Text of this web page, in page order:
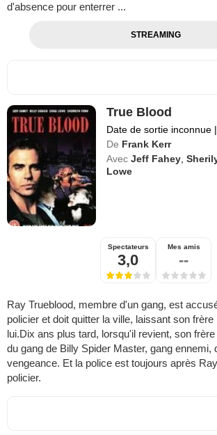
d'absence pour enterrer ...
STREAMING
True Blood
Date de sortie inconnue |
De Frank Kerr
Avec Jeff Fahey,
Lowe
Spectateurs
3,0
Mes amis
--
Ray Trueblood, membre d'un gang, est
policier et doit quitter la ville, laissant son
lui.Dix ans plus tard, lorsqu'il revient, son
du gang de Billy Spider Master, gang ennemi,
vengeance. Et la police est toujours après
policier.